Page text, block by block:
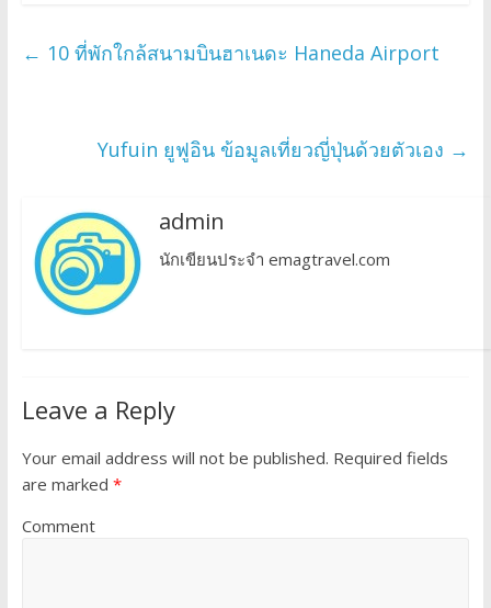
← 10 ที่พักใกล้สนามบินฮาเนดะ Haneda Airport
Yufuin ยูฟูอิน ข้อมูลเที่ยวญี่ปุ่นด้วยตัวเอง →
admin
นักเขียนประจำ emagtravel.com
Leave a Reply
Your email address will not be published. Required fields
are marked *
Comment